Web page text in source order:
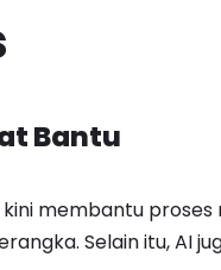
Bantu
membantu
Selain itu, AI